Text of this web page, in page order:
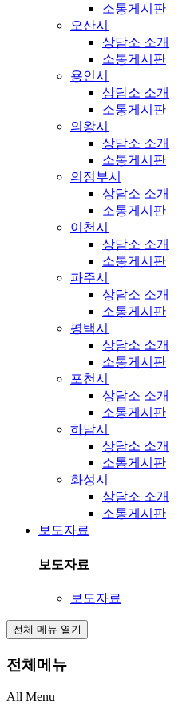
소통게시판
오산시
상담소 소개
소통게시판
용인시
상담소 소개
소통게시판
의왕시
상담소 소개
소통게시판
의정부시
상담소 소개
소통게시판
이천시
상담소 소개
소통게시판
파주시
상담소 소개
소통게시판
평택시
상담소 소개
소통게시판
포천시
상담소 소개
소통게시판
하남시
상담소 소개
소통게시판
화성시
상담소 소개
소통게시판
보도자료
보도자료
보도자료
전체 메뉴 열기
전체메뉴
All Menu